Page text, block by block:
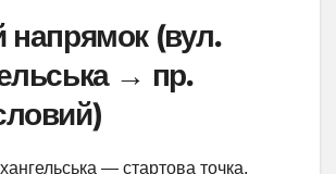
(вул.
→ пр.
— стартова точка,